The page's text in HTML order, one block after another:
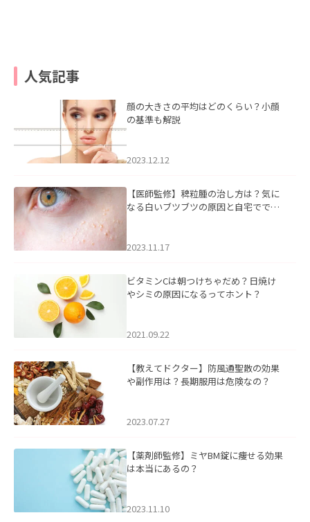
人気記事
顔の大きさの平均はどのくらい？小顔
の基準も解説
2023.12.12
【医師監修】稗粒腫の治し方は？気に
なる白いブツブツの原因と自宅ででき
2023.11.17
ビタミンCは朝つけちゃだめ？日焼け
やシミの原因になるってホント？
2021.09.22
【教えてドクター】防風通聖散の効果
や副作用は？長期服用は危険なの？
2023.07.27
【薬剤師監修】ミヤBM錠に痩せる効果
は本当にあるの？
2023.11.10